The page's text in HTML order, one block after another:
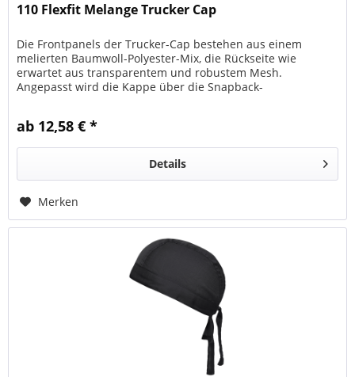
110 Flexfit Melange Trucker Cap
Die Frontpanels der Trucker-Cap bestehen aus einem
melierten Baumwoll-Polyester-Mix, die Rückseite wie
erwartet aus transparentem und robustem Mesh.
Angepasst wird die Kappe über die Snapback-
ab 12,58 € *
Details
Merken